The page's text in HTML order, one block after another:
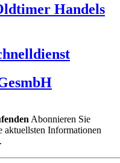
Handels
Abonnieren Sie
aktuellsten Informationen